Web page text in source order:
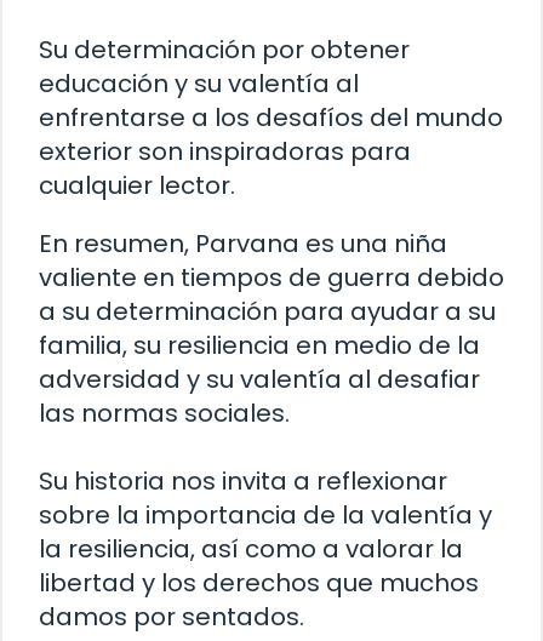
Su determinación por obtener
educación y su valentía al
enfrentarse a los desafíos del mundo
exterior son inspiradoras para
cualquier lector.
En resumen, Parvana es una niña
valiente en tiempos de guerra debido
a su determinación para ayudar a su
familia, su resiliencia en medio de la
adversidad y su valentía al desafiar
las normas sociales.
Su historia nos invita a reflexionar
sobre la importancia de la valentía y
la resiliencia, así como a valorar la
libertad y los derechos que muchos
damos por sentados.